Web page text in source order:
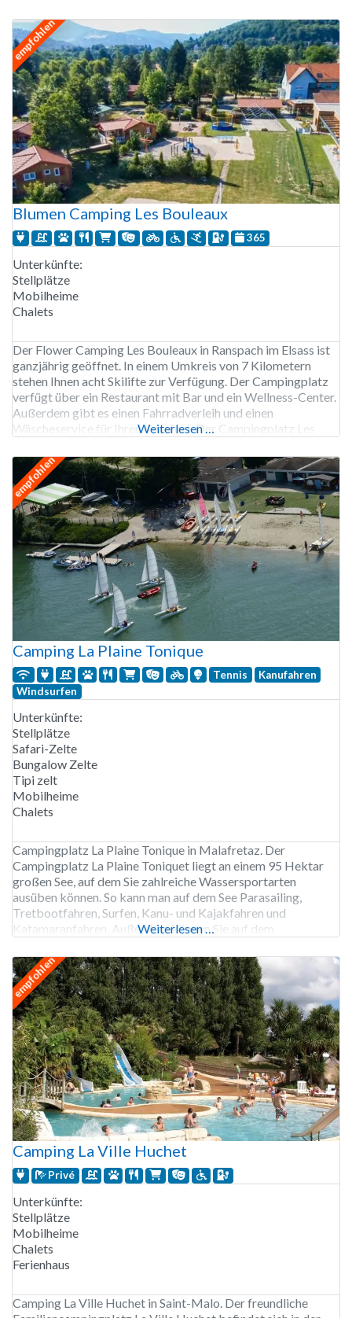
zur Verfügung. Nachdem Sie Alpe d’Huez mit dem
empfohlen
Blumen Camping Les Bouleaux
365
Unterkünfte:
Stellplätze
Mobilheime
Chalets
Der Flower Camping Les Bouleaux in Ranspach im Elsass ist
ganzjährig geöffnet. In einem Umkreis von 7 Kilometern
stehen Ihnen acht Skilifte zur Verfügung. Der Campingplatz
verfügt über ein Restaurant mit Bar und ein Wellness-Center.
Außerdem gibt es einen Fahrradverleih und einen
Wäscheservice für Ihren Komfort. Der Campingplatz Les
101 Stellplätze, Vermietung
Weiterlesen …
empfohlen
Camping La Plaine Tonique
Tennis
Kanufahren
Windsurfen
Unterkünfte:
Stellplätze
Safari-Zelte
Bungalow Zelte
Tipi zelt
Mobilheime
Chalets
Campingplatz La Plaine Tonique in Malafretaz. Der
Campingplatz La Plaine Toniquet liegt an einem 95 Hektar
großen See, auf dem Sie zahlreiche Wassersportarten
ausüben können. So kann man auf dem See Parasailing,
Tretbootfahren, Surfen, Kanu- und Kajakfahren und
Katamaranfahren. Außerdem können Sie auf dem
und Go-Kart fahren. Der Campingplatz verfügt über einen
Weiterlesen …
empfohlen
Camping La Ville Huchet
Privé
Unterkünfte:
Stellplätze
Mobilheime
Chalets
Ferienhaus
Camping La Ville Huchet in Saint-Malo. Der freundliche